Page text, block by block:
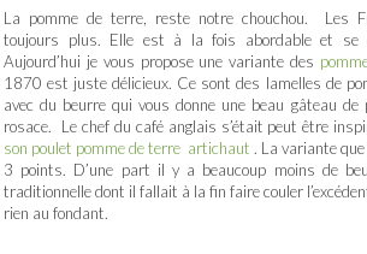
La pomme de terre, reste notre chouchou. Les
toujours plus. Elle est à la fois abordable et se
Aujourd’hui je vous propose une variante des
1870 est juste délicieux. Ce sont des lamelles de
avec du beurre qui vous donne une beau gâteau
rosace. Le chef du café anglais s’était peut être
son poulet pomme de terre artichaut . La variante
3 points. D’une part il y a beaucoup moins de
traditionnelle dont il fallait à la fin faire couler
rien au fondant.